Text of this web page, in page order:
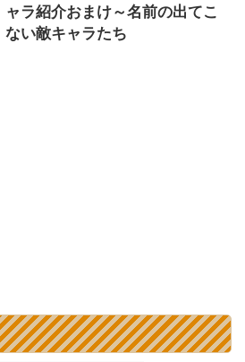
ャラ紹介おまけ～名前の出てこ
ない敵キャラたち